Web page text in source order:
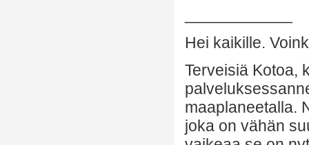
Hei kaikille.
Terveisiä Kotoa,
maaplaneetalla.
joka on vähän